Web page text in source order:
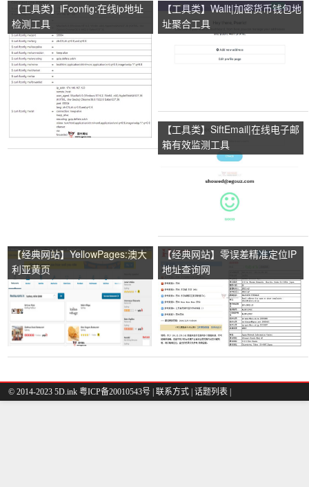
【工具类】iFconfig:在线ip地址
检测工具
【工具类】Wallt|加密货币钱包地
址聚合工具
【工具类】SiftEmail|在线电子邮
箱有效监测工具
【经典网站】YellowPages:澳大
利亚黄页
【经典网站】零误差精准定位IP
地址查询网
© 2014-2023 5D.ink 粤ICP备20010543号 | 联系方式 | 话题列表 |